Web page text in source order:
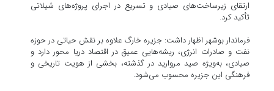
ارتقای زیرساخت‌های صیادی و تسریع در اجرای پروژه‌های شیلاتی
تأکید کرد.
فرماندار بوشهر اظهار داشت: جزیره خارگ علاوه بر نقش حیاتی در حوزه
نفت و صادرات انرژی، ریشه‌هایی عمیق در اقتصاد دریا محور دارد و
صیادی، به‌ویژه صید مروارید در گذشته، بخشی از هویت تاریخی و
فرهنگی این جزیره محسوب می‌شود.